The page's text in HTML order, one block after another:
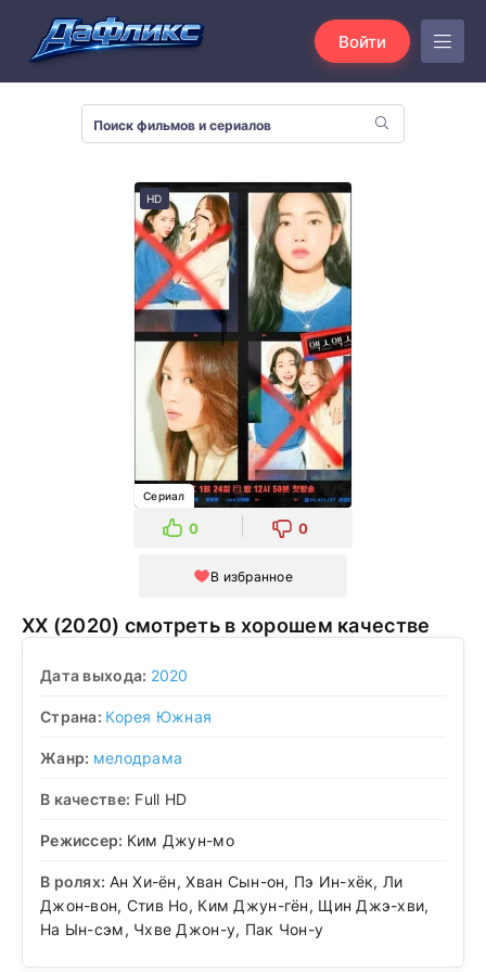
Войти
HD
Сериал
0 0
В избранное
XX (2020) смотреть в хорошем качестве
Дата выхода: 2020
Страна: Корея Южная
Жанр: мелодрама
В качестве: Full HD
Режиссер: Ким Джун-мо
В ролях: Ан Хи-ён, Хван Сын-он, Пэ Ин-хёк, Ли
Джон-вон, Стив Но, Ким Джун-гён, Щин Джэ-хви,
На Ын-сэм, Чхве Джон-у, Пак Чон-у